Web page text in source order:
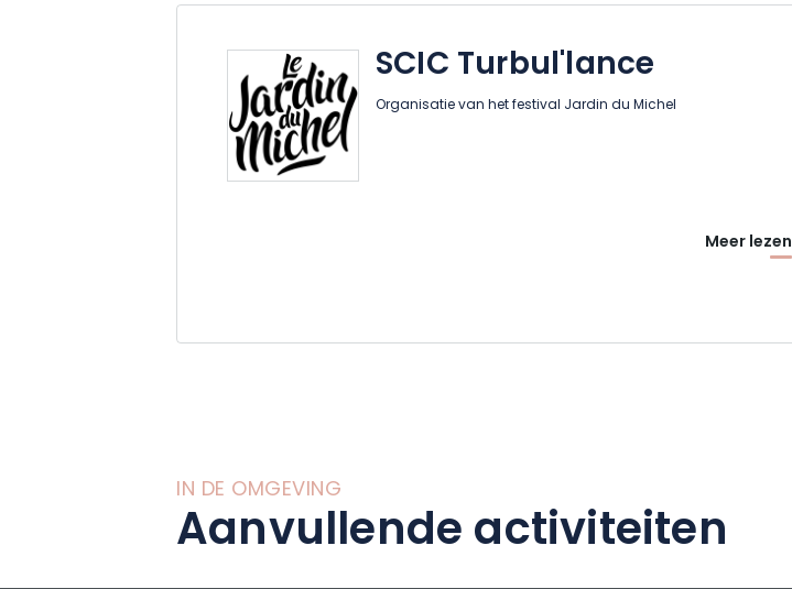
SCIC Turbul'lance
Organisatie van het festival Jardin du Michel
Meer lezen
IN DE OMGEVING
Aanvullende activiteiten